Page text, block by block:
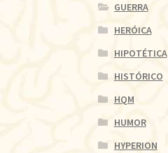
GUERRA
HERÓICA
HIPOTÉTICA
HISTÓRICO
HQM
HUMOR
HYPERION